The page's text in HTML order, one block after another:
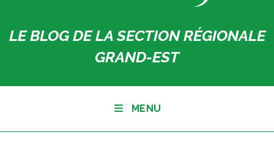
LE BLOG DE LA SECTION RÉGIONALE
GRAND-EST
MENU